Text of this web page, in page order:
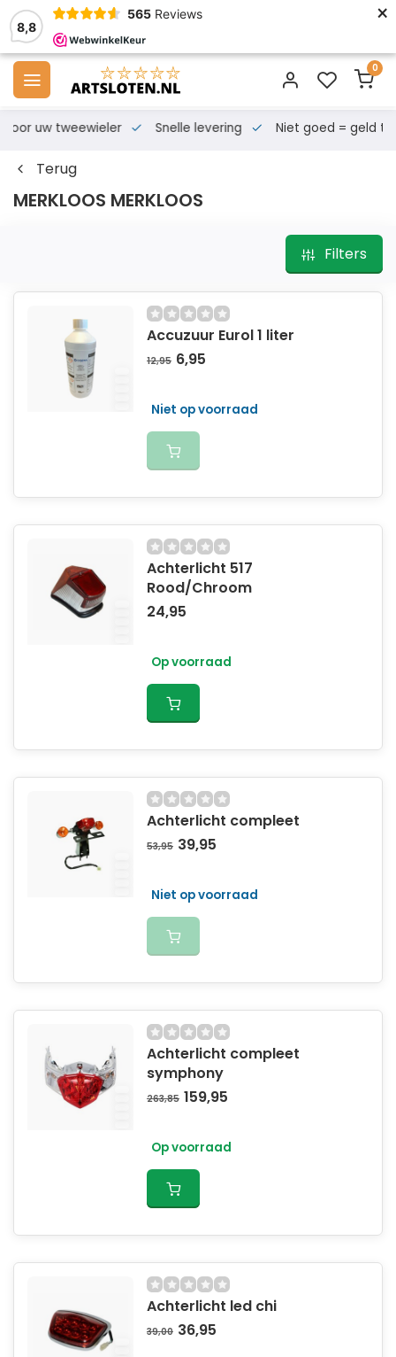
8,8
565 Reviews ×
0
voor uw tweewieler Snelle levering Niet goed = geld
Terug
MERKLOOS MERKLOOS
Filters
Accuzuur Eurol 1 liter
12,95 6,95
Niet op voorraad
Achterlicht 517
Rood/Chroom
24,95
Op voorraad
Achterlicht compleet
53,95 39,95
Niet op voorraad
Achterlicht compleet
symphony
263,85 159,95
Op voorraad
Achterlicht led chi
39,00 36,95